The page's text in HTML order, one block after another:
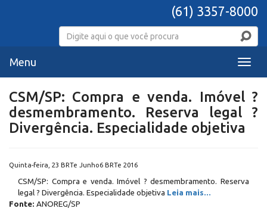
(61) 3357-8000
Menu
Menu
CSM/SP: Compra e venda. Imóvel ?
desmembramento. Reserva legal ?
Divergência. Especialidade objetiva
Quinta-feira, 23 BRTe Junho6 BRTe 2016
CSM/SP: Compra e venda. Imóvel ? desmembramento. Reserva
legal ? Divergência. Especialidade objetiva Leia mais...
Fonte: ANOREG/SP